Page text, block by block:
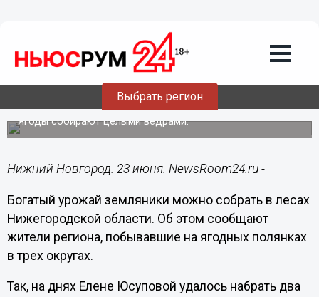
Выбрать регион
23.06.202418:54
Нижегородцы хвастаются набранной в
трех округах лесной земляникой
Ягоды собирают целыми ведрами.
Нижний Новгород. 23 июня. NewsRoom24.ru -
Богатый урожай земляники можно собрать в лесах
Нижегородской области. Об этом сообщают
жители региона, побывавшие на ягодных полянках
в трех округах.
Так, на днях Елене Юсуповой удалось набрать два